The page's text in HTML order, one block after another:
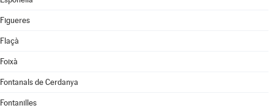
Figueres
Flaçà
Foixà
Fontanals de Cerdanya
Fontanilles